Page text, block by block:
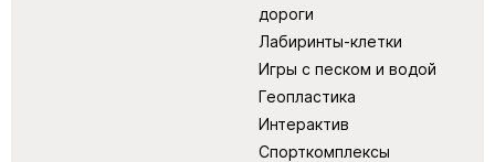
дороги
Лабиринты-клетки
Игры с песком и водой
Геопластика
Интерактив
Спорткомплексы